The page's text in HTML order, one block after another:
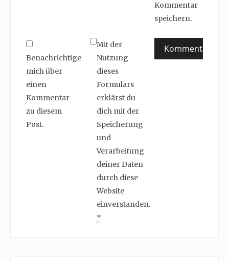
Kommentar
speichern.
Benachrichtige
mich über
einen
Kommentar
zu diesem
Post.
Mit der
Nutzung
dieses
Formulars
erklärst du
dich mit der
Speicherung
und
Verarbeitung
deiner Daten
durch diese
Website
einverstanden.
*